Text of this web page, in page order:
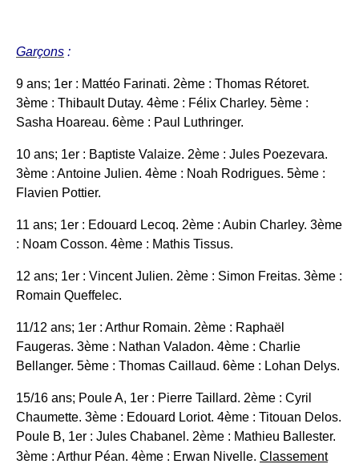
Garçons :
9 ans; 1er : Mattéo Farinati. 2ème : Thomas Rétoret.
3ème : Thibault Dutay. 4ème : Félix Charley. 5ème :
Sasha Hoareau. 6ème : Paul Luthringer.
10 ans; 1er : Baptiste Valaize. 2ème : Jules Poezevara.
3ème : Antoine Julien. 4ème : Noah Rodrigues. 5ème :
Flavien Pottier.
11 ans; 1er : Edouard Lecoq. 2ème : Aubin Charley. 3ème
: Noam Cosson. 4ème : Mathis Tissus.
12 ans; 1er : Vincent Julien. 2ème : Simon Freitas. 3ème :
Romain Queffelec.
11/12 ans; 1er : Arthur Romain. 2ème : Raphaël
Faugeras. 3ème : Nathan Valadon. 4ème : Charlie
Bellanger. 5ème : Thomas Caillaud. 6ème : Lohan Delys.
15/16 ans; Poule A, 1er : Pierre Taillard. 2ème : Cyril
Chaumette. 3ème : Edouard Loriot. 4ème : Titouan Delos.
Poule B, 1er : Jules Chabanel. 2ème : Mathieu Ballester.
3ème : Arthur Péan. 4ème : Erwan Nivelle. Classement